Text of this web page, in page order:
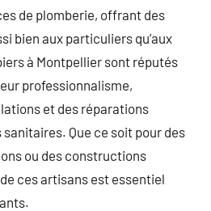
de plomberie, offrant des
bien aux particuliers qu’aux
à Montpellier sont réputés
professionnalisme,
et des réparations
Que ce soit pour des
ou des constructions
ces artisans est essentiel